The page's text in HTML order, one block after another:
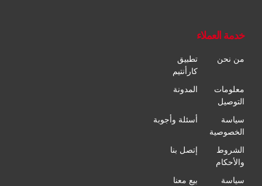
خدمة العملاء
من نحن
تطبيق
كارأنتيم
معلومات
التوصيل
المدونة
سياسة
الخصوصية
أسئلة وأجوبة
الشروط
والأحكام
إتصل بنا
سياسة بيع معنا